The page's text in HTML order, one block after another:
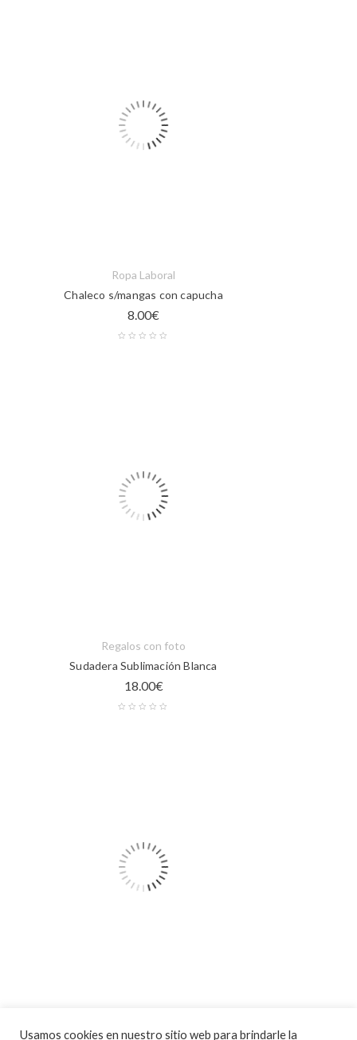
Ropa Laboral
Chaleco s/mangas con capucha
8.00€
Regalos con foto
Sudadera Sublimación Blanca
18.00€
Sudadera Militar de mujer
Usamos cookies en nuestro sitio web para brindarle la